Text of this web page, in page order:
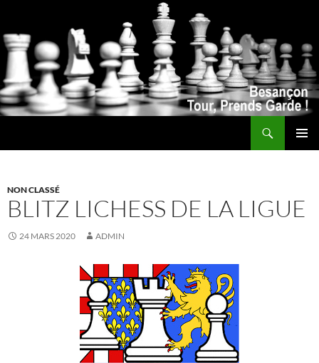
NON CLASSÉ
BLITZ LICHESS DE LA LIGUE
24 MARS 2020 ADMIN